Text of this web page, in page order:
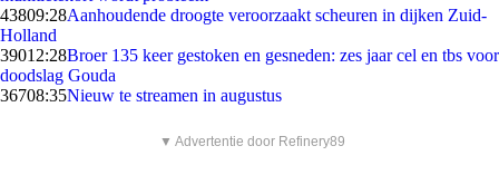
43809:28Aanhoudende droogte veroorzaakt scheuren in dijken Zuid-
Holland
39012:28Broer 135 keer gestoken en gesneden: zes jaar cel en tbs voor
doodslag Gouda
36708:35Nieuw te streamen in augustus
▼ Advertentie door Refinery89